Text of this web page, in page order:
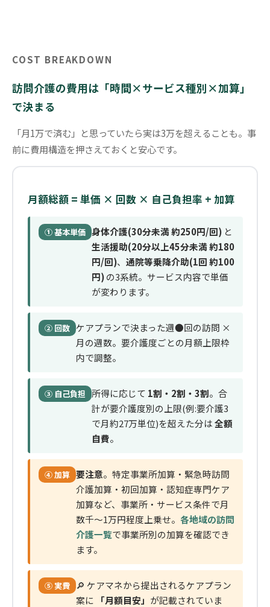
COST BREAKDOWN
訪問介護の費用は「時間×サービス種別×加算」
で決まる
「月1万で済む」と思っていたら実は3万を超えることも。事
前に費用構造を押さえておくと安心です。
月額総額 = 単価 × 回数 × 自己負担率 + 加算
① 基本単価 身体介護(30分未満 約250円/回)と
生活援助(20分以上45分未満 約180
円/回)、 通院等乗降介助(1回 約100
円)の3系統。サービス内容で単価
が変わります。
② 回数 ケアプランで決まった週●回の訪問 ×
月の週数。要介護度ごとの月額上限枠
内で調整。
③ 自己負担 所得に応じて 1割・2割・3割。合
計が要介護度別の上限(例:要介護3
で月約27万単位)を超えた分は全額
自費。
④ 加算 要注意。特定事業所加算・緊急時訪問
介護加算・初回加算・認知症専門ケア
加算など、事業所・サービス条件で月
数千〜1万円程度上乗せ。 各地域の訪問
介護一覧で事業所別の加算を確認でき
ます。
⑤ 実費 🔎 ケアマネから提出されるケアプラン
案に
「月額目安」 が記載されていま